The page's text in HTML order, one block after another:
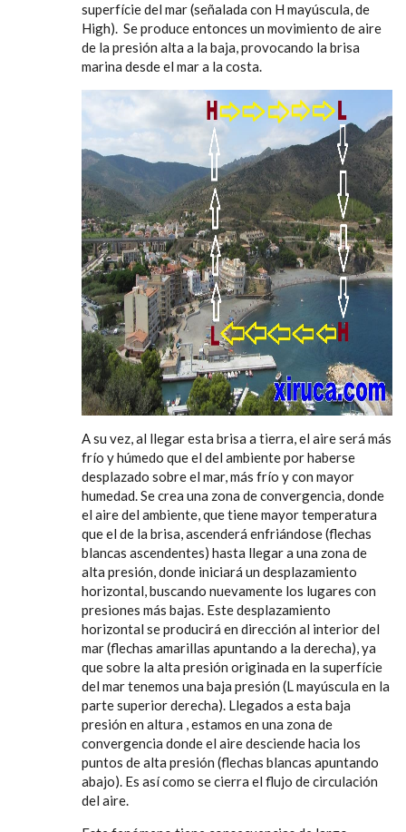
superfície del mar (señalada con H mayúscula, de
High). Se produce entonces un movimiento de aire
de la presión alta a la baja, provocando la brisa
marina desde el mar a la costa.
A su vez, al llegar esta brisa a tierra, el aire será más
frío y húmedo que el del ambiente por haberse
desplazado sobre el mar, más frío y con mayor
humedad. Se crea una zona de convergencia, donde
el aire del ambiente, que tiene mayor temperatura
que el de la brisa, ascenderá enfriándose (flechas
blancas ascendentes) hasta llegar a una zona de
alta presión, donde iniciará un desplazamiento
horizontal, buscando nuevamente los lugares con
presiones más bajas. Este desplazamiento
horizontal se producirá en dirección al interior del
mar (flechas amarillas apuntando a la derecha), ya
que sobre la alta presión originada en la superfície
del mar tenemos una baja presión (L mayúscula en la
parte superior derecha). Llegados a esta baja
presión en altura , estamos en una zona de
convergencia donde el aire desciende hacia los
puntos de alta presión (flechas blancas apuntando
abajo). Es así como se cierra el flujo de circulación
del aire.